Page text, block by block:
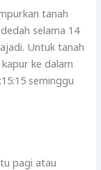
tanah
selama 14
Untuk tanah
ke dalam
seminggu
pagi atau